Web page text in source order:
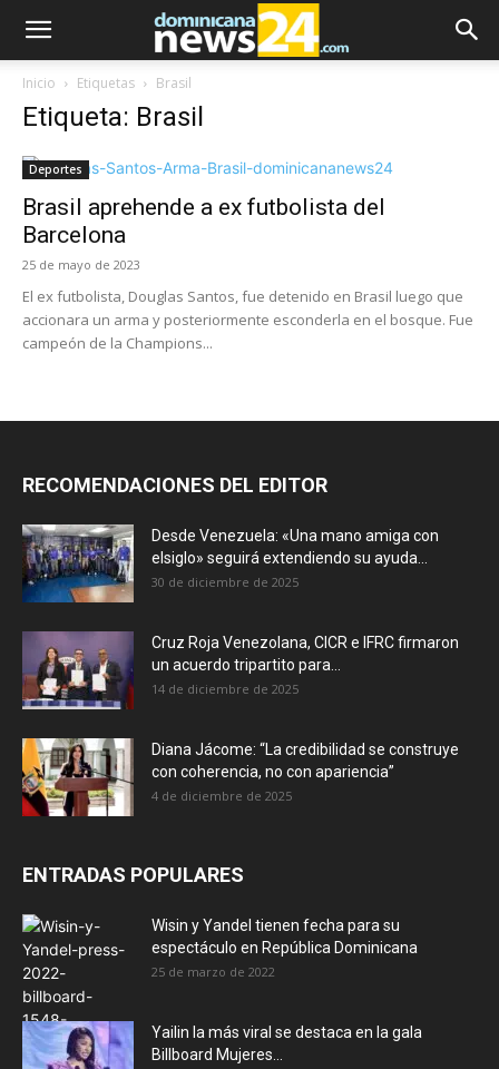
Inicio Etiquetas Brasil
Etiqueta: Brasil
Deportes
Brasil aprehende a ex futbolista del
Barcelona
25 de mayo de 2023
El ex futbolista, Douglas Santos, fue detenido en Brasil luego que
accionara un arma y posteriormente esconderla en el bosque. Fue
campeón de la Champions...
RECOMENDACIONES DEL EDITOR
Desde Venezuela: «Una mano amiga con
elsiglo» seguirá extendiendo su ayuda...
30 de diciembre de 2025
Cruz Roja Venezolana, CICR e IFRC firmaron
un acuerdo tripartito para...
14 de diciembre de 2025
Diana Jácome: “La credibilidad se construye
con coherencia, no con apariencia”
4 de diciembre de 2025
ENTRADAS POPULARES
Wisin y Yandel tienen fecha para su
espectáculo en República Dominicana
25 de marzo de 2022
Yailin la más viral se destaca en la gala
Billboard Mujeres...